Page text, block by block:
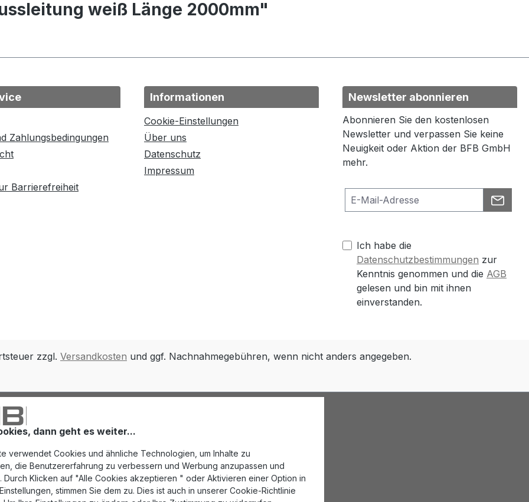
dann geht es weiter...
verwendet Cookies und ähnliche Technologien, um Inhalte zu
die Benutzererfahrung zu verbessern und Werbung anzupassen und
Durch Klicken auf "Alle Cookies akzeptieren " oder Aktivieren einer Option in
stimmen Sie dem zu. Dies ist auch in unserer Cookie-Richtlinie
weiß Länge 2000mm"
Zahlungsbedingungen
Barrierefreiheit
Informationen
Cookie-Einstellungen
Über uns
Datenschutz
Impressum
Newsletter abonnieren
Abonnieren Sie den kostenlosen
Newsletter und verpassen Sie keine
Neuigkeit oder Aktion der BFB GmbH
mehr.
Ich habe die
Datenschutzbestimmungen zur
Kenntnis genommen und die AGB
gelesen und bin mit ihnen
einverstanden.
zzgl. Versandkosten und ggf. Nachnahmegebühren, wenn nicht anders angegeben.